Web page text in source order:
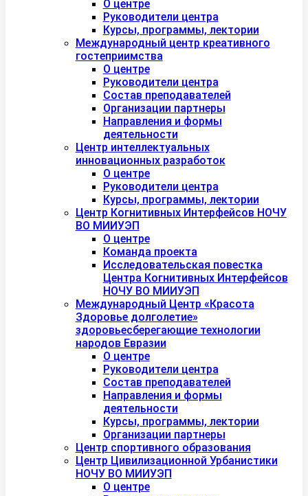
О центре
Руководители центра
Курсы, программы, лектории
Международный центр креативного
гостеприимства
О центре
Руководители центра
Состав преподавателей
Организации партнеры
Направления и формы
деятельности
Центр интеллектуальных
инновационных разработок
О центре
Руководители центра
Курсы, программы, лектории
Центр Когнитивных Интерфейсов НОЧУ
ВО МИИУЭП
О центре
Команда проекта
Исследовательская повестка
Центра Когнитивных Интерфейсов
НОЧУ ВО МИИУЭП
Международный Центр «Красота
Здоровье долголетие»
здоровьесберегающие технологии
народов Евразии
О центре
Руководители центра
Состав преподавателей
Направления и формы
деятельности
Курсы, программы, лектории
Организации партнеры
Центр спортивного образования
Центр Цивилизационной Урбанистики
НОЧУ ВО МИИУЭП
О центре